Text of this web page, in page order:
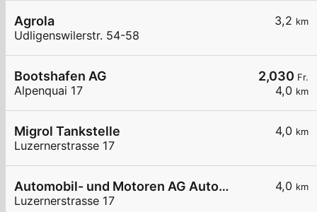
3,2 km
Agrola
Udligenswilerstr. 54-58
2,030 Fr.
4,0 km
Bootshafen AG
Alpenquai 17
4,0 km
Migrol Tankstelle
Luzernerstrasse 17
4,0 km
Automobil- und Motoren AG Automobil- und Motoren A Ebik
Luzernerstrasse 17